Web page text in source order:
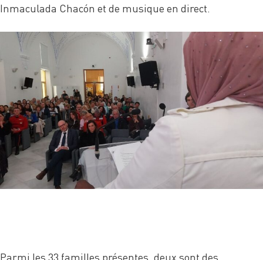
Inmaculada Chacón et de musique en direct.
Parmi les 33 familles présentes, deux sont des